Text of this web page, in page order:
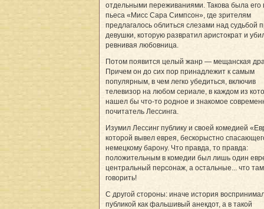
отдельными переживаниями. Такова была его
пьеса «Мисс Сара Симпсон», где зрителям
предлагалось облиться слезами над судьбой
девушки, которую развратил аристократ и
ревнивая любовница.
Потом появится целый жанр — мещанская
Причем он до сих пор принадлежит к самым
популярным, в чем легко убедиться, включив
телевизор на любом сериале, в каждом из
нашел бы что-то родное и знакомое
почитатель Лессинга.
Изумил Лессинг публику и своей комедией
которой вывел еврея, бескорыстно
немецкому барону. Что правда, то правда:
положительным в комедии был лишь один
центральный персонаж, а остальные... что там
говорить!
С другой стороны: иначе история
публикой как фальшивый анекдот, а в такой